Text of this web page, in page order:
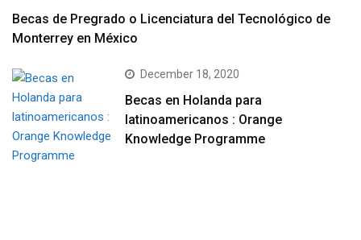
Becas de Pregrado o Licenciatura del Tecnológico de
Monterrey en México
December 18, 2020
Becas en Holanda para
latinoamericanos : Orange
Knowledge Programme